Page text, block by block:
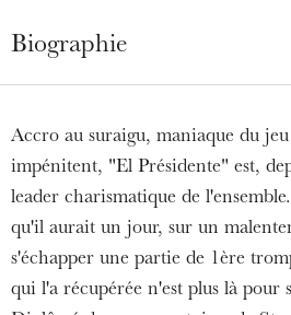
Biographie
Accro au suraigu, maniaque du
impénitent, "El Présidente" est,
leader charismatique de
qu'il aurait un jour, sur un
s'échapper une partie de 1ère
qui l'a récupérée n'est plus là pour